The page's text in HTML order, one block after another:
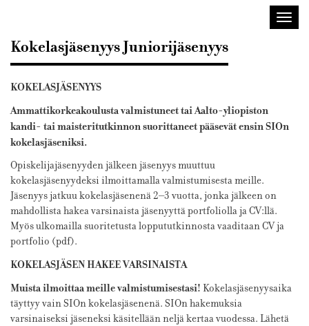
Kokelasjäsenyys Juniorijäsenyys
KOKELASJÄSENYYS
Ammattikorkeakoulusta valmistuneet tai Aalto-yliopiston
kandi- tai maisteritutkinnon suorittaneet pääsevät ensin SIOn
kokelasjäseniksi.
Opiskelijajäsenyyden jälkeen jäsenyys muuttuu
kokelasjäsenyydeksi ilmoittamalla valmistumisesta meille.
Jäsenyys jatkuu kokelasjäsenenä 2–3 vuotta, jonka jälkeen on
mahdollista hakea varsinaista jäsenyyttä portfoliolla ja CV:llä.
Myös ulkomailla suoritetusta loppututkinnosta vaaditaan CV ja
portfolio (pdf).
KOKELASJÄSEN HAKEE VARSINAISTA
Muista ilmoittaa meille valmistumisestasi! Kokelasjäsenyysaika
täyttyy vain SIOn kokelasjäsenenä. SIOn hakemuksia
varsinaiseksi jäseneksi käsitellään neljä kertaa vuodessa. Lähetä